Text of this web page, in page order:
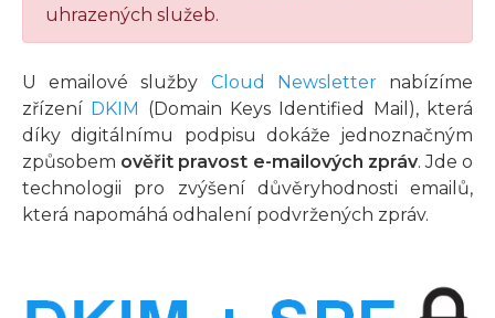
uhrazených služeb.
U emailové služby Cloud Newsletternabízíme
zřízení DKIM (Domain Keys Identified Mail), která
díky digitálnímu podpisu dokáže jednoznačným
způsobem ověřit pravost e-mailových zpráv. Jde o
technologii pro zvýšení důvěryhodnosti emailů,
která napomáhá odhalení podvržených zpráv.